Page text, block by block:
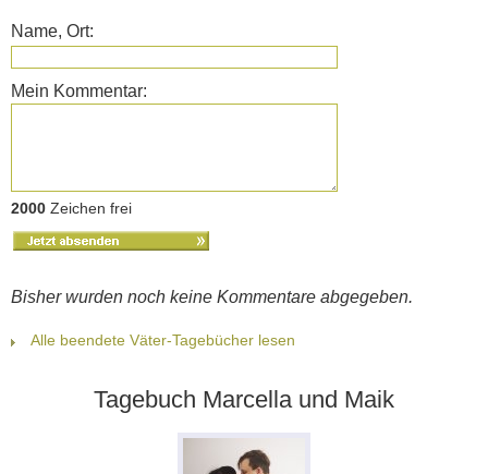
Name, Ort:
Mein Kommentar:
2000 Zeichen frei
Bisher wurden noch keine Kommentare abgegeben.
Alle beendete Väter-Tagebücher lesen
Tagebuch Marcella und Maik